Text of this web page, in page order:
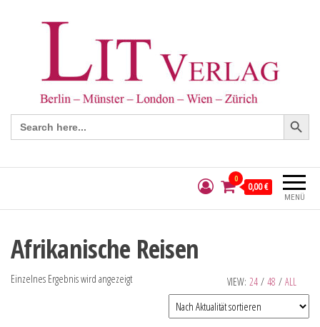
Search
for:
Search Button
MENÜ
0
0,00 €
Afrikanische Reisen
VIEW: 24 / 48 / ALL
Einzelnes Ergebnis wird angezeigt